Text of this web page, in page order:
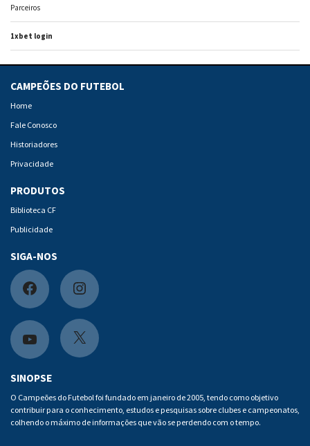
Parceiros
1xbet login
CAMPEÕES DO FUTEBOL
Home
Fale Conosco
Historiadores
Privacidade
PRODUTOS
Biblioteca CF
Publicidade
SIGA-NOS
F
a
c
e
b
o
I
n
s
a
g
Y
o
u
t
X
SINOPSE
O Campeões do Futebol foi fundado em janeiro de 2005, tendo como objetivo
contribuir para o conhecimento, estudos e pesquisas sobre clubes e campeonatos,
colhendo o máximo de informações que vão se perdendo com o tempo.